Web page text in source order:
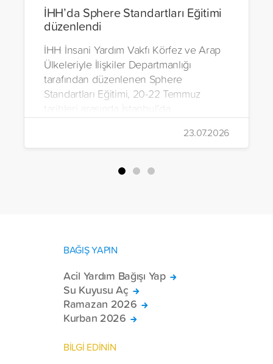
İHH’da Sphere Standartları Eğitimi
düzenlendi
İHH İnsani Yardım Vakfı Körfez ve Arap
Ülkeleriyle İlişkiler Departmanlığı
tarafından düzenlenen Sphere
Standartları Eğitimi, 20-22 Temmuz
gerçekleştirildi.
23.07.2026
BAĞIŞ YAPIN
Acil Yardım Bağışı Yap
Su Kuyusu Aç
Ramazan 2026
Kurban 2026
BİLGİ EDİNİN